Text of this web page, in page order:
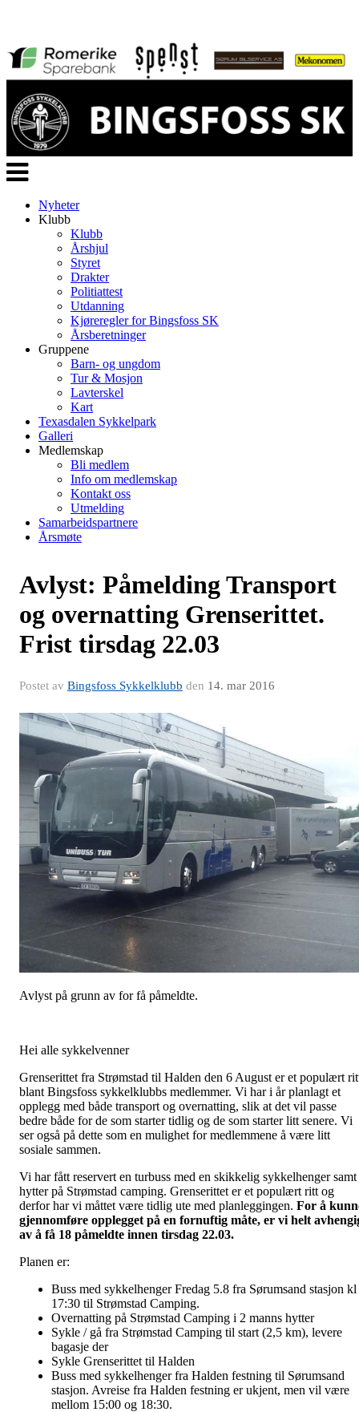
Veksle
navigasjon
Nyheter
Klubb
Klubb
Årshjul
Styret
Drakter
Politiattest
Utdanning
Kjøreregler for Bingsfoss SK
Årsberetninger
Gruppene
Barn- og ungdom
Tur & Mosjon
Lavterskel
Kart
Texasdalen Sykkelpark
Galleri
Medlemskap
Bli medlem
Info om medlemskap
Kontakt oss
Utmelding
Samarbeidspartnere
Årsmøte
Avlyst: Påmelding Transport
og overnatting Grenserittet.
Frist tirsdag 22.03
Postet av Bingsfoss Sykkelklubb den 14. mar 2016
Avlyst på grunn av for få påmeldte.
Hei alle sykkelvenner
Grenserittet fra Strømstad til Halden den 6 August er et populært
blant Bingsfoss sykkelklubbs medlemmer. Vi har i år planlagt et
opplegg med både transport og overnatting, slik at det vil passe
bedre både for de som starter tidlig og de som starter litt senere. Vi
ser også på dette som en mulighet for medlemmene å være litt
sosiale sammen.
Vi har fått reservert en turbuss med en skikkelig sykkelhenger samt
hytter på Strømstad camping. Grenserittet er et populært ritt og
derfor har vi måttet være tidlig ute med planleggingen. For å
gjennomføre opplegget på en fornuftig måte, er vi helt
av å få 18 påmeldte innen tirsdag 22.03.
Planen er:
Buss med sykkelhenger Fredag 5.8 fra Sørumsand stasjon kl
17:30 til Strømstad Camping.
Overnatting på Strømstad Camping i 2 manns hytter
Sykle / gå fra Strømstad Camping til start (2,5 km), levere
bagasje der
Sykle Grenserittet til Halden
Buss med sykkelhenger fra Halden festning til Sørumsand
stasjon. Avreise fra Halden festning er ukjent, men vil være
mellom 15:00 og 18:30.